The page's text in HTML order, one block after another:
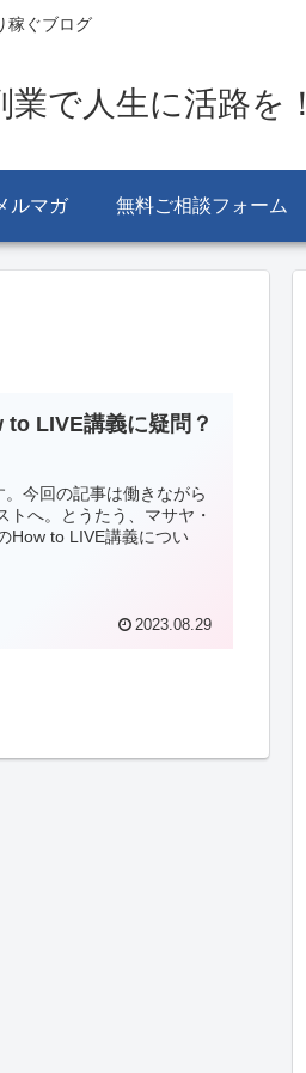
稼ぐブログ
で人生に活路を！
ルマガ 無料ご相談フォーム
LIVE講義に疑問？
今回の記事は働きながら
へ。とうたう、マサヤ・
How to LIVE講義につい
2023.08.29